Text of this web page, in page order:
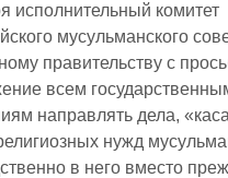
исполнительный комитет
мусульманского
правительству с
всем
направлять дела,
нужд
в него вместо